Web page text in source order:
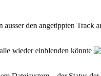
den angetippten Track
wieder einblenden könnte